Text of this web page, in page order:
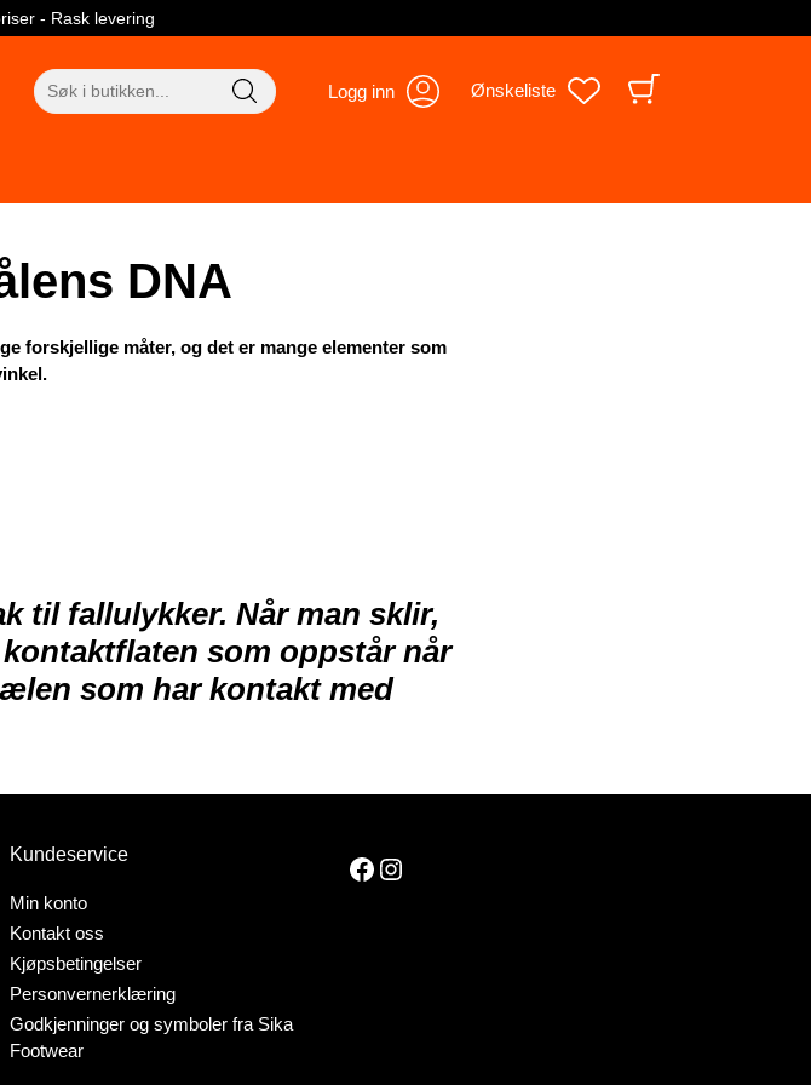
- Rask levering
Søk
etter:
Logg inn Ønskeliste
DNA
forskjellige måter, og det er mange elementer som
til fallulykker. Når man sklir,
som oppstår når
som har kontakt med
Kundeservice
Min konto
Kontakt oss
Kjøpsbetingelser
Personvernerklæring
Godkjenninger og symboler fra Sika
Footwear
Facebook
Instagram